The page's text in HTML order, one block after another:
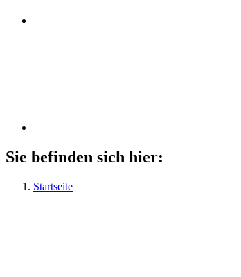
Sie befinden sich hier:
Startseite